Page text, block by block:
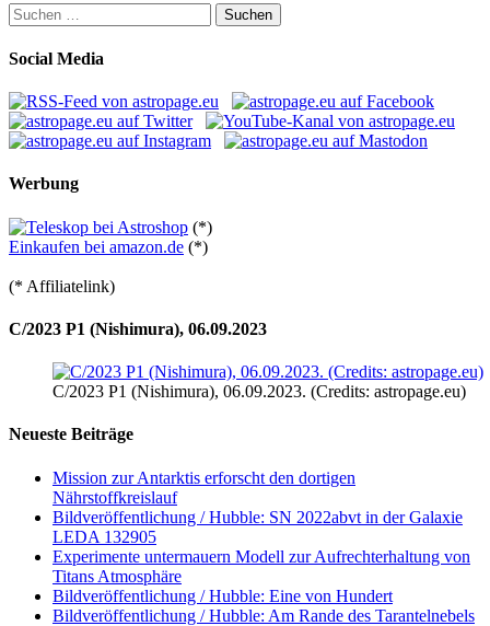
Suchen
nach:
Social Media
Werbung
(*)
Einkaufen bei amazon.de (*)
(* Affiliatelink)
C/2023 P1 (Nishimura), 06.09.2023
C/2023 P1 (Nishimura), 06.09.2023. (Credits: astropage.eu)
Neueste Beiträge
Mission zur Antarktis erforscht den dortigen
Nährstoffkreislauf
Bildveröffentlichung / Hubble: SN 2022abvt in der Galaxie
LEDA 132905
Experimente untermauern Modell zur Aufrechterhaltung von
Titans Atmosphäre
Bildveröffentlichung / Hubble: Eine von Hundert
Bildveröffentlichung / Hubble: Am Rande des Tarantelnebels